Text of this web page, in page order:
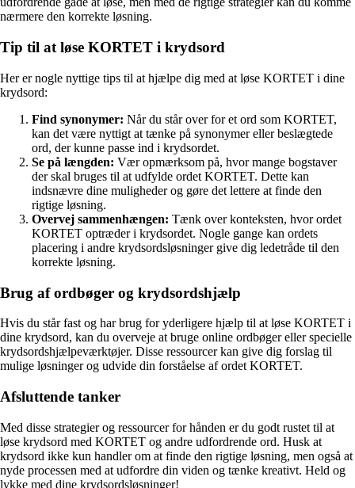
nærmere den korrekte løsning.
Tip til at løse KORTET i krydsord
Her er nogle nyttige tips til at hjælpe dig med at løse KORTET i dine
krydsord:
Find synonymer: Når du står over for et ord som KORTET,
kan det være nyttigt at tænke på synonymer eller beslægtede
ord, der kunne passe ind i krydsordet.
Se på længden: Vær opmærksom på, hvor mange bogstaver
der skal bruges til at udfylde ordet KORTET. Dette kan
indsnævre dine muligheder og gøre det lettere at finde den
rigtige løsning.
Overvej sammenhængen: Tænk over konteksten, hvor ordet
KORTET optræder i krydsordet. Nogle gange kan ordets
placering i andre krydsordsløsninger give dig ledetråde til den
korrekte løsning.
Brug af ordbøger og krydsordshjælp
Hvis du står fast og har brug for yderligere hjælp til at løse KORTET i
dine krydsord, kan du overveje at bruge online ordbøger eller specielle
krydsordshjælpeværktøjer. Disse ressourcer kan give dig forslag til
mulige løsninger og udvide din forståelse af ordet KORTET.
Afsluttende tanker
Med disse strategier og ressourcer for hånden er du godt rustet til at
løse krydsord med KORTET og andre udfordrende ord. Husk at
krydsord ikke kun handler om at finde den rigtige løsning, men også at
nyde processen med at udfordre din viden og tænke kreativt. Held og
lykke med dine krydsordsløsninger!